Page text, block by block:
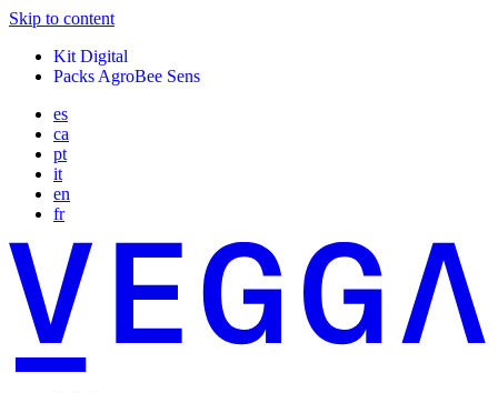
Skip to content
Kit Digital
Packs AgroBee Sens
es
ca
pt
it
en
fr